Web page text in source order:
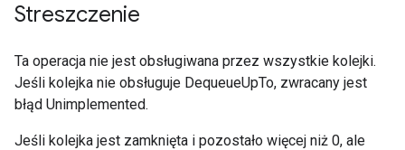
Streszczenie
Ta operacja nie jest obsługiwana przez wszystkie kolejki.
Jeśli kolejka nie obsługuje DequeueUpTo, zwracany jest
błąd Unimplemented.
Jeśli kolejka jest zamknięta i pozostało więcej niż 0, ale